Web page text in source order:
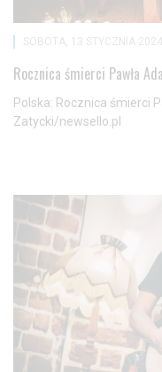
SOBOTA, 13 STYCZNIA
Rocznica śmierci Pawła
Polska: Rocznica śmierci
Zatycki/newsello.pl